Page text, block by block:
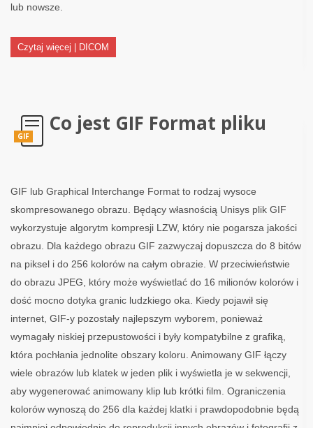
lub nowsze.
Czytaj więcej | DICOM
GIF
Co jest GIF Format pliku
GIF lub Graphical Interchange Format to rodzaj wysoce
skompresowanego obrazu. Będący własnością Unisys plik GIF
wykorzystuje algorytm kompresji LZW, który nie pogarsza jakości
obrazu. Dla każdego obrazu GIF zazwyczaj dopuszcza do 8 bitów
na piksel i do 256 kolorów na całym obrazie. W przeciwieństwie
do obrazu JPEG, który może wyświetlać do 16 milionów kolorów i
dość mocno dotyka granic ludzkiego oka. Kiedy pojawił się
internet, GIF-y pozostały najlepszym wyborem, ponieważ
wymagały niskiej przepustowości i były kompatybilne z grafiką,
która pochłania jednolite obszary koloru. Animowany GIF łączy
wiele obrazów lub klatek w jeden plik i wyświetla je w sekwencji,
aby wygenerować animowany klip lub krótki film. Ograniczenia
kolorów wynoszą do 256 dla każdej klatki i prawdopodobnie będą